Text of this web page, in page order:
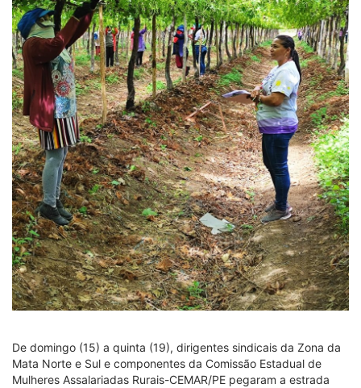
De domingo (15) a quinta (19), dirigentes sindicais da Zona da
Mata Norte e Sul e componentes da Comissão Estadual de
Mulheres Assalariadas Rurais-CEMAR/PE pegaram a estrada